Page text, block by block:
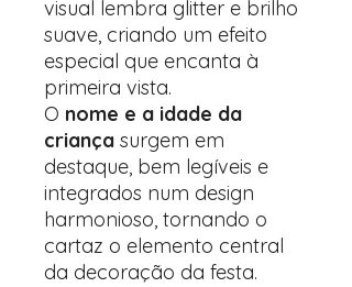
visual lembra glitter e brilho
suave, criando um efeito
especial que encanta à
primeira vista.
O nome e a idade da
criança surgem em
destaque, bem legíveis e
integrados num design
harmonioso, tornando o
cartaz o elemento central
da decoração da festa.